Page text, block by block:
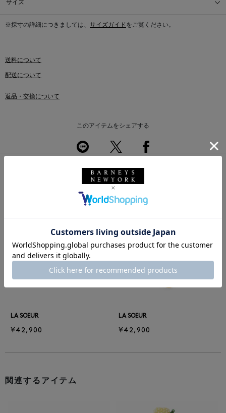
サイズ
※採寸の詳細につきましては、 サイズガイドをご覧ください。
送料について
配送について
返品・交換について
このアイテムをシェアする
同じカテゴリのアイテム
LA SOEUR
¥42,900
LA SOEUR
¥42,900
前の画像
関連するアイテム